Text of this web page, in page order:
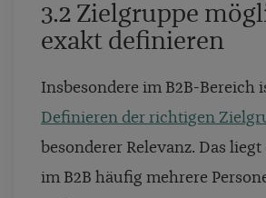
3.2 Zielgruppe
exakt definieren
Insbesondere im B2B-Bereich
Definieren der richtigen
besonderer Relevanz. Das liegt
im B2B häufig mehrere